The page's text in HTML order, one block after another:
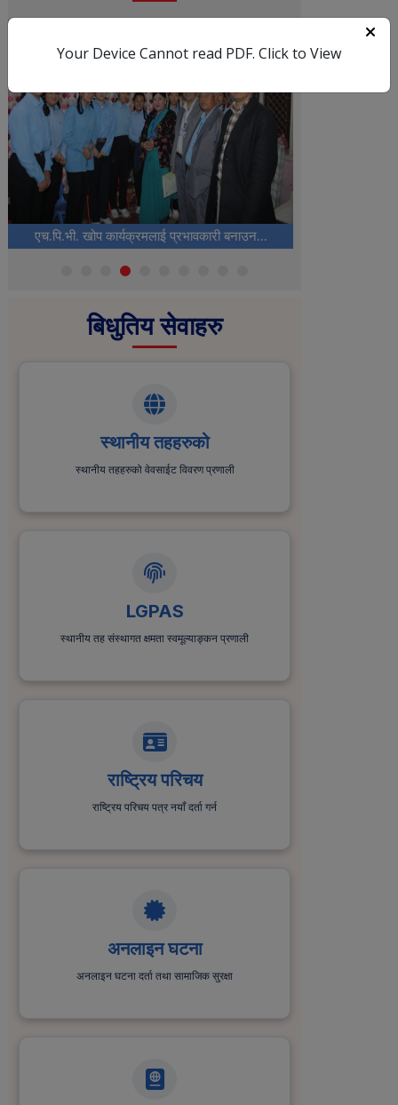
एच.पि.भी. खोप कार्यक्रमलाई प्रभावकारी बनाउन...
बिधुतिय सेवाहरु
स्थानीय तहहरुको
स्थानीय तहहरुको वेवसाईट विवरण प्रणाली
LGPAS
स्थानीय तह संस्थागत क्षमता स्वमूल्याङ्कन प्रणाली
राष्ट्रिय परिचय
राष्ट्रिय परिचय पत्र नयाँ दर्ता गर्न
अनलाइन घटना
अनलाइन घटना दर्ता तथा सामाजिक सुरक्षा
Your Device Cannot read PDF. Click to View